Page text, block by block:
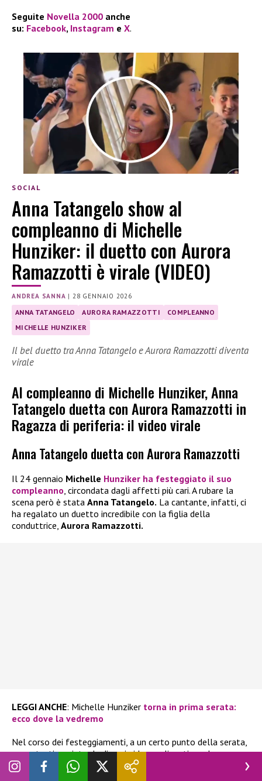
Seguite Novella 2000 anche
su: Facebook, Instagram e X.
SOCIAL
Anna Tatangelo show al
compleanno di Michelle
Hunziker: il duetto con Aurora
Ramazzotti è virale (VIDEO)
ANDREA SANNA | 28 GENNAIO 2026
ANNA TATANGELO AURORA RAMAZZOTTI
COMPLEANNO
MICHELLE HUNZIKER
Il bel duetto tra Anna Tatangelo e Aurora Ramazzotti diventa
virale
Al compleanno di Michelle Hunziker, Anna
Tatangelo duetta con Aurora Ramazzotti in
Ragazza di periferia: il video virale
Anna Tatangelo duetta con Aurora Ramazzotti
Il 24 gennaio Michelle Hunziker ha festeggiato il suo
compleanno, circondata dagli affetti più cari. A rubare la
scena però è stata Anna Tatangelo. La cantante, infatti, ci
ha regalato un duetto incredibile con la figlia della
conduttrice, Aurora Ramazzotti.
LEGGI ANCHE: Michelle Hunziker torna in prima serata:
ecco dove la vedremo
Nel corso dei festeggiamenti, a un certo punto della serata,
come testimoniato da diversi video realizzati con lo
smartphone,
Michelleha radunato tutti i suoi amici in
salone. Ed è qui che è nata la vera magia.